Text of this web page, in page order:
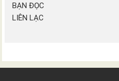
BẠN ĐỌC
LIÊN LẠC